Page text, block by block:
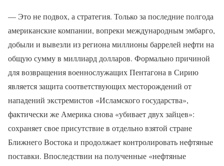
— Это не подвох, а стратегия. Только за последние полгода
американские компании, вопреки международным эмбарго,
добыли и вывезли из региона миллионы баррелей нефти на
общую сумму в миллиард долларов. Формально причиной
для возвращения военнослужащих Пентагона в Сирию
является защита соответствующих месторождений от
нападений экстремистов «Исламского государства»,
фактически же Америка снова «убивает двух зайцев»:
сохраняет свое присутствие в отдельно взятой стране
Ближнего Востока и продолжает контролировать нефтяные
поставки. Впоследствии на полученные «нефтяные